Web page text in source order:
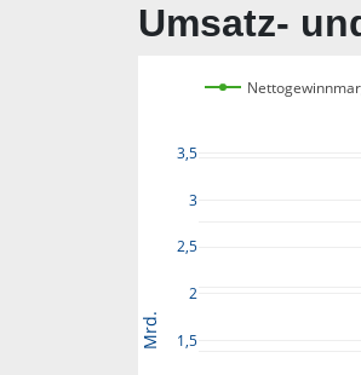
Umsatz-
1,5
2
2,5
3
3,5
Mrd.